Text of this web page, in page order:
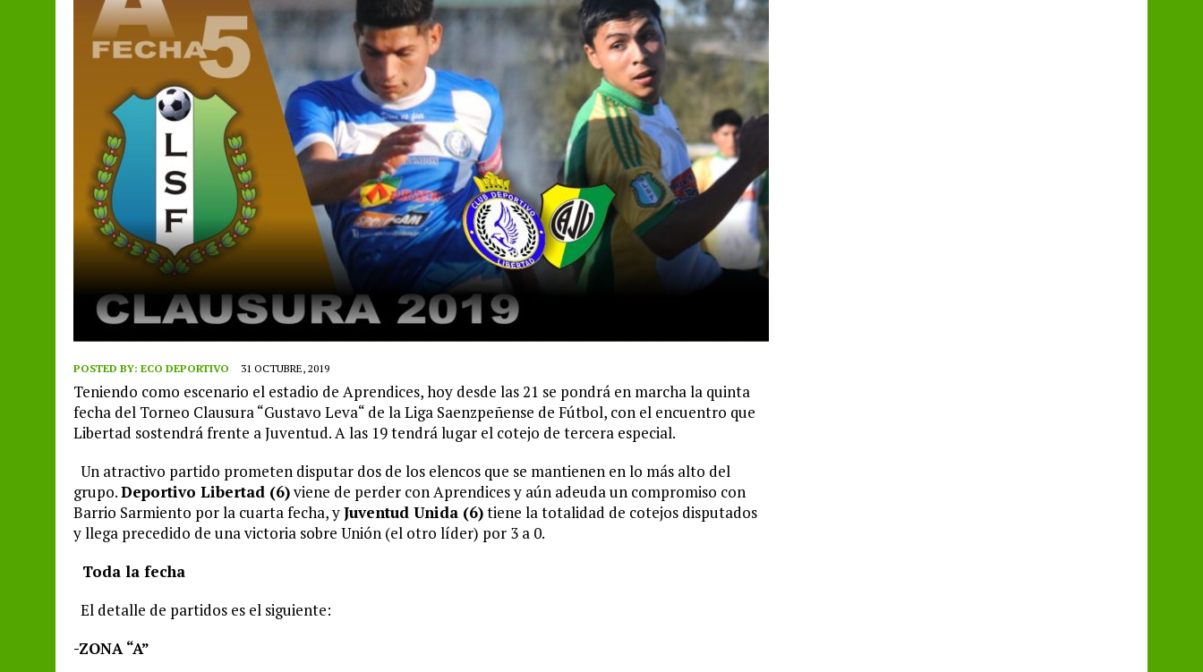
POSTED BY: ECO DEPORTIVO 31 OCTUBRE, 2019
Teniendo como escenario el estadio de Aprendices, hoy desde las 21 se pondrá en marcha la quinta
fecha del Torneo Clausura “Gustavo Leva“ de la Liga Saenzpeñense de Fútbol, con el encuentro que
Libertad sostendrá frente a Juventud. A las 19 tendrá lugar el cotejo de tercera especial.
Un atractivo partido prometen disputar dos de los elencos que se mantienen en lo más alto del
grupo.Deportivo Libertad (6)viene de perder con Aprendices y aún adeuda un compromiso con
Barrio Sarmiento por la cuarta fecha, yJuventud Unida (6)tiene la totalidad de cotejos disputados
y llega precedido de una victoria sobre Unión (el otro líder) por 3 a 0.
Toda la fecha
El detalle de partidos es el siguiente:
-ZONA “A”